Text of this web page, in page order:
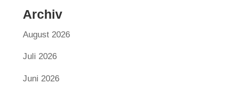
Archiv
August 2026
Juli 2026
Juni 2026